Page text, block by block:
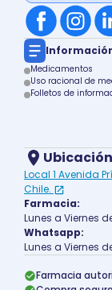
Medicamentos
Uso racional de
Folletos de
Local 1 Avenida
Chile.
Farmacia:
Lunes a Viernes
Whatsapp:
Lunes a Viernes
Farmacia